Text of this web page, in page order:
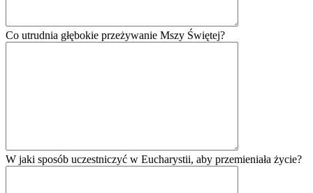
Co utrudnia głębokie przeżywanie Mszy Świętej?
W jaki sposób uczestniczyć w Eucharystii, aby przemieniała życie?